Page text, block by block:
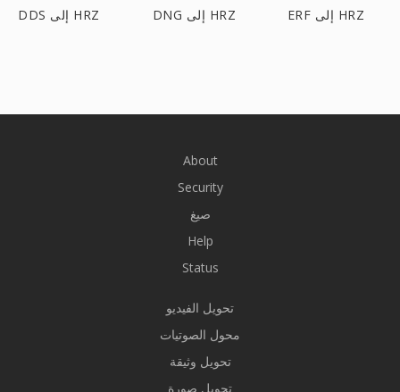
DDS إلى HRZ DNG إلى HRZ ERF إلى HRZ
About
Security
صيغ
Help
Status
تحويل الفيديو
محول الصوتيات
تحويل وثيقة
تحويل صورة